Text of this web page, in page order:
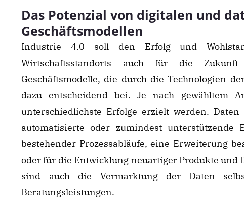
Das Potenzial von digitalen und
Geschäftsmodellen
Industrie 4.0 soll den Erfolg und
Wirtschaftsstandorts auch für die
Geschäftsmodelle, die durch die Technologien
dazu entscheidend bei. Je nach gewähltem
unterschiedlichste Erfolge erzielt werden.
automatisierte oder zumindest unterstützende
bestehender Prozessabläufe, eine Erweiterung
oder für die Entwicklung neuartiger Produkte und
sind auch die Vermarktung der Daten
Beratungsleistungen.